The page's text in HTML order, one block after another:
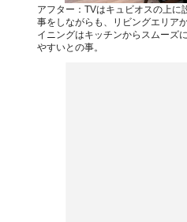
アフター：TVはキュビオスの上に
事をしながらも、リビングエリア
イニングはキッチンからスムーズ
やすいとの事。